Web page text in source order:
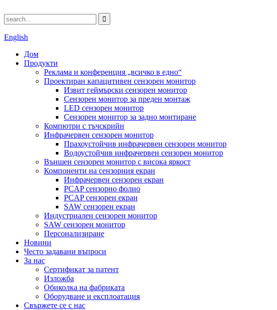
English
Дом
Продукти
Реклама и конференция „всичко в едно“
Проектиран капацитивен сензорен монитор
Извит геймърски сензорен монитор
Сензорен монитор за преден монтаж
LED сензорен монитор
Сензорен монитор за задно монтиране
Компютри с тъчскрийн
Инфрачервен сензорен монитор
Прахоустойчив инфрачервен сензорен монитор
Водоустойчив инфрачервен сензорен монитор
Външен сензорен монитор с висока яркост
Компоненти на сензорния екран
Инфрачервен сензорен екран
PCAP сензорно фолио
PCAP сензорен екран
SAW сензорен екран
Индустриален сензорен монитор
SAW сензорен монитор
Персонализиране
Новини
Често задавани въпроси
За нас
Сертификат за патент
Изложба
Обиколка на фабриката
Оборудване и експлоатация
Свържете се с нас